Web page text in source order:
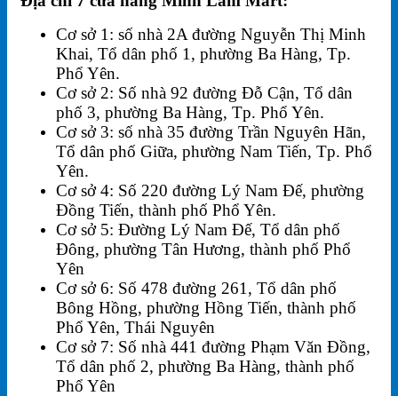
Cơ sở 1: số nhà 2A đường Nguyễn Thị Minh
Khai, Tổ dân phố 1, phường Ba Hàng, Tp.
Phổ Yên.
Cơ sở 2: Số nhà 92 đường Đỗ Cận, Tổ dân
phố 3, phường Ba Hàng, Tp. Phổ Yên.
Cơ sở 3: số nhà 35 đường Trần Nguyên Hãn,
Tổ dân phố Giữa, phường Nam Tiến, Tp. Phổ
Yên.
Cơ sở 4: Số 220 đường Lý Nam Đế, phường
Đồng Tiến, thành phố Phổ Yên.
Cơ sở 5: Đường Lý Nam Đế, Tổ dân phố
Đông, phường Tân Hương, thành phố Phổ
Yên
Cơ sở 6: Số 478 đường 261, Tổ dân phố
Bông Hồng, phường Hồng Tiến, thành phố
Phổ Yên, Thái Nguyên
Cơ sở 7: Số nhà 441 đường Phạm Văn Đồng,
Tổ dân phố 2, phường Ba Hàng, thành phố
Phổ Yên